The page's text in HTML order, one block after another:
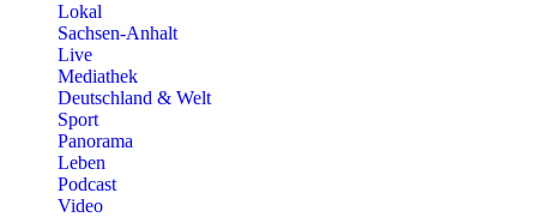
Lokal
Sachsen-Anhalt
Live
Mediathek
Deutschland & Welt
Sport
Panorama
Leben
Podcast
Video